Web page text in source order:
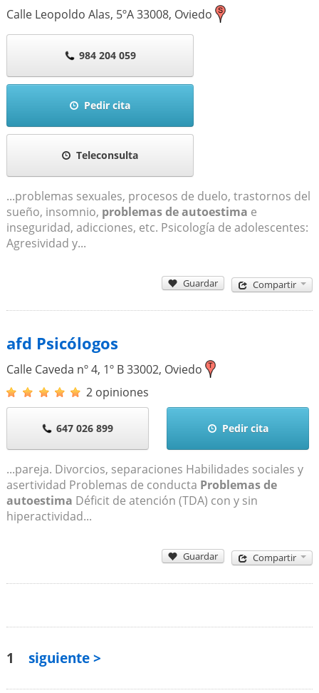
Calle Leopoldo Alas, 5ºA33008, Oviedo
984 204 059
Pedir cita
Teleconsulta
...problemas sexuales, procesos de duelo, trastornos del
sueño, insomnio, problemas de autoestima e
inseguridad, adicciones, etc. Psicología de adolescentes:
Agresividad y...
Guardar Compartir
afd Psicólogos
Calle Caveda nº 4, 1º B33002, Oviedo
2 opiniones
647 026 899 Pedir cita
...pareja. Divorcios, separaciones Habilidades sociales y
asertividad Problemas de conducta Problemas de
autoestima Déficit de atención (TDA) con y sin
hiperactividad...
Guardar Compartir
1 siguiente >